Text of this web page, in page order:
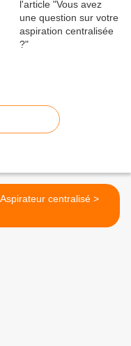
Aspirateur centralisé >